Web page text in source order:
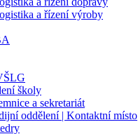
a řízení výroby
školy
a sekretariát
oddělení | Kontaktní místo